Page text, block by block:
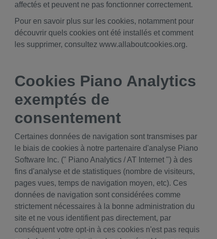
affectés et peuvent ne pas fonctionner correctement.
Pour en savoir plus sur les cookies, notamment pour
découvrir quels cookies ont été installés et comment
les supprimer, consultez www.allaboutcookies.org.
Cookies Piano Analytics
exemptés de
consentement
Certaines données de navigation sont transmises par
le biais de cookies à notre partenaire d'analyse Piano
Software Inc. (" Piano Analytics / AT Internet ") à des
fins d'analyse et de statistiques (nombre de visiteurs,
pages vues, temps de navigation moyen, etc). Ces
données de navigation sont considérées comme
strictement nécessaires à la bonne administration du
site et ne vous identifient pas directement, par
conséquent votre opt-in à ces cookies n'est pas requis